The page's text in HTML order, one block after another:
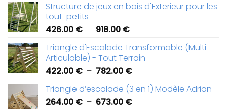
Structure de jeux en bois d'Exterieur pour les
tout-petits
426.00 € – 918.00 €Plage
prix :
426.00 €
à
918.00 €
Triangle d'Escalade Transformable (Multi-
Articulable) - Tout Terrain
422.00 € – 782.00 €Plage
prix :
422.00 €
Triangle d’escalade (3 en 1) Modèle Adrian
264.00 € – 673.00 €Plage